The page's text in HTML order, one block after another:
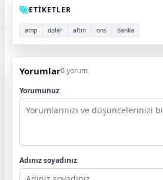
ETİKETLER
amp dolar altın ons banka
Yorumlar0 yorum
Yorumunuz
Adınız soyadınız